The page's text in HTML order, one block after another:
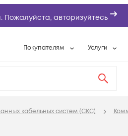
Пожалуйста, авторизуйтесь
Покупателям
Вопросы и ответы
Услуги
кабельных систем (СКС)